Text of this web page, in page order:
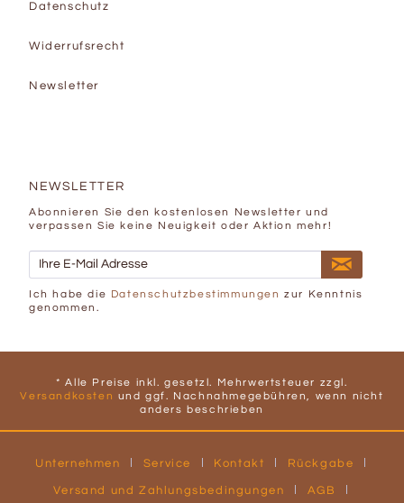
Datenschutz
Widerrufsrecht
Newsletter
NEWSLETTER
Abonnieren Sie den kostenlosen Newsletter und
verpassen Sie keine Neuigkeit oder Aktion mehr!
Ich habe die Datenschutzbestimmungen zur Kenntnis
genommen.
* Alle Preise inkl. gesetzl. Mehrwertsteuer zzgl.
Versandkosten und ggf. Nachnahmegebühren, wenn nicht
anders beschrieben
Unternehmen Service Kontakt Rückgabe
Versand und Zahlungsbedingungen AGB